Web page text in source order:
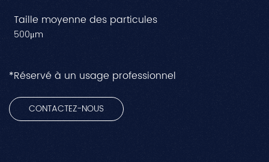
Taille moyenne des particules
500μm
*Réservé à un usage professionnel
CONTACTEZ-NOUS